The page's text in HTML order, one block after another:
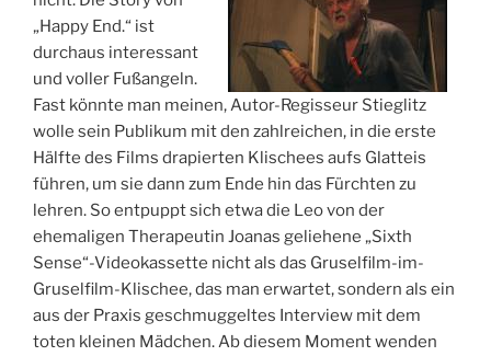
„Happy End.“ ist
durchaus interessant
und voller Fußangeln.
Fast könnte man meinen, Autor-Regisseur Stieglitz
wolle sein Publikum mit den zahlreichen, in die erste
Hälfte des Films drapierten Klischees aufs Glatteis
führen, um sie dann zum Ende hin das Fürchten zu
lehren. So entpuppt sich etwa die Leo von der
ehemaligen Therapeutin Joanas geliehene „Sixth
Sense“-Videokassette nicht als das Gruselfilm-im-
Gruselfilm-Klischee, das man erwartet, sondern als ein
aus der Praxis geschmuggeltes Interview mit dem
toten kleinen Mädchen. Ab diesem Moment wenden